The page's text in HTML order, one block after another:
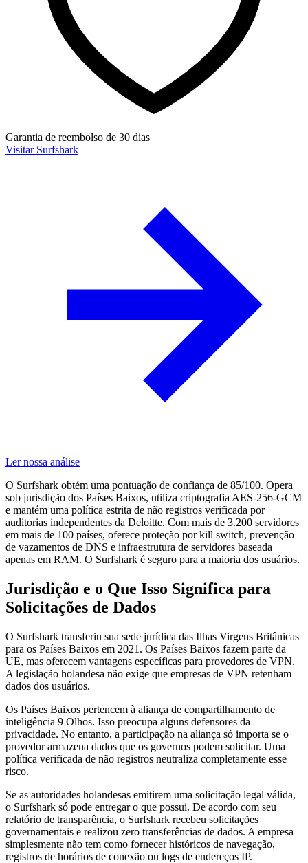
Garantia de reembolso de 30 dias
Visitar Surfshark
Ler nossa análise
O Surfshark obtém uma pontuação de confiança de 85/100. Opera
sob jurisdição dos Países Baixos, utiliza criptografia AES-256-GCM
e mantém uma política estrita de não registros verificada por
auditorias independentes da Deloitte. Com mais de 3.200 servidores
em mais de 100 países, oferece proteção por kill switch, prevenção
de vazamentos de DNS e infraestrutura de servidores baseada
apenas em RAM. O Surfshark é seguro para a maioria dos usuários.
Jurisdição e o Que Isso Significa para
Solicitações de Dados
O Surfshark transferiu sua sede jurídica das Ilhas Virgens Britânicas
para os Países Baixos em 2021. Os Países Baixos fazem parte da
UE, mas oferecem vantagens específicas para provedores de VPN.
A legislação holandesa não exige que empresas de VPN retenham
dados dos usuários.
Os Países Baixos pertencem à aliança de compartilhamento de
inteligência 9 Olhos. Isso preocupa alguns defensores da
privacidade. No entanto, a participação na aliança só importa se o
provedor armazena dados que os governos podem solicitar. Uma
política verificada de não registros neutraliza completamente esse
risco.
Se as autoridades holandesas emitirem uma solicitação legal válida,
o Surfshark só pode entregar o que possui. De acordo com seu
relatório de transparência, o Surfshark recebeu solicitações
governamentais e realizou zero transferências de dados. A empresa
simplesmente não tem como fornecer históricos de navegação,
registros de horários de conexão ou logs de endereços IP.